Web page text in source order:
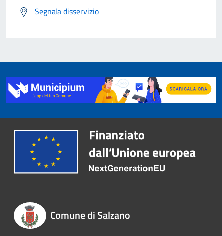
Segnala disservizio
Comune di Salzano